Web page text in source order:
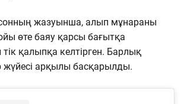
жазуынша, алып мұнараны
өте баяу қарсы бағытқа
тік қалыпқа келтірген. Барлық
жүйесі арқылы басқарылды.